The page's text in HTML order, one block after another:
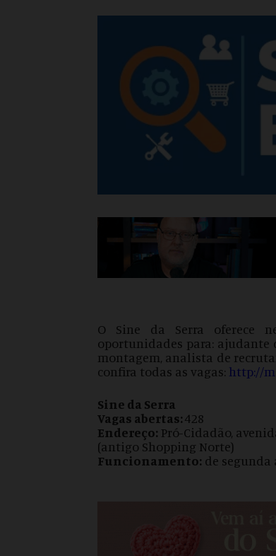
O Sine da Serra oferece
oportunidades para: ajudante
montagem, analista de
confira todas as vagas: http://
Sine da Serra
Vagas abertas:428
Endereço: Pró-Cidadão,
(antigo Shopping Norte)
Funcionamento: de segunda